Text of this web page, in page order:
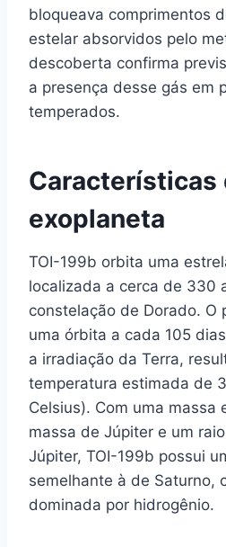
bloqueava comprimentos
estelar absorvidos pelo
descoberta confirma
a presença desse gás em
temperados.
Características
exoplaneta
TOI-199b orbita uma
localizada a cerca de 330
constelação de Dorado. O
uma órbita a cada 105
a irradiação da Terra,
temperatura estimada de
Celsius). Com uma massa
massa de Júpiter e um
Júpiter, TOI-199b possui
semelhante à de Saturno,
dominada por hidrogênio.